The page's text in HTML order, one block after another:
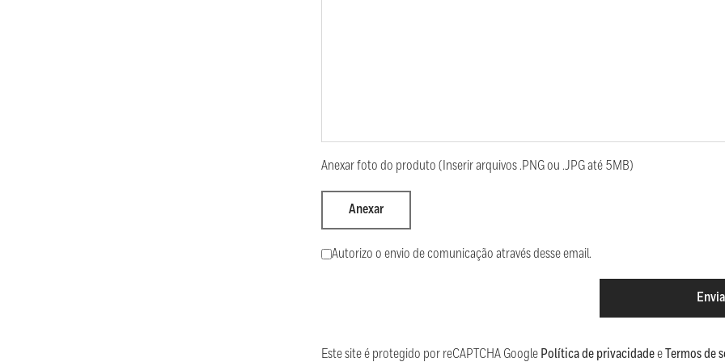
Anexar foto do produto (Inserir arquivos .PNG ou .JPG até 5MB)
Anexar
Autorizo o envio de comunicação através desse email.
Este site é protegido por reCAPTCHA Google Política de privacidadeeTermos de